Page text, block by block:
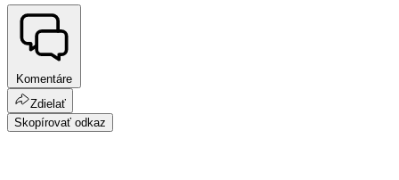
Komentáre
Zdielať
Skopírovať odkaz